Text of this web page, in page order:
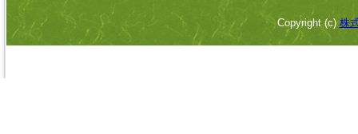
Copyright (c) 株